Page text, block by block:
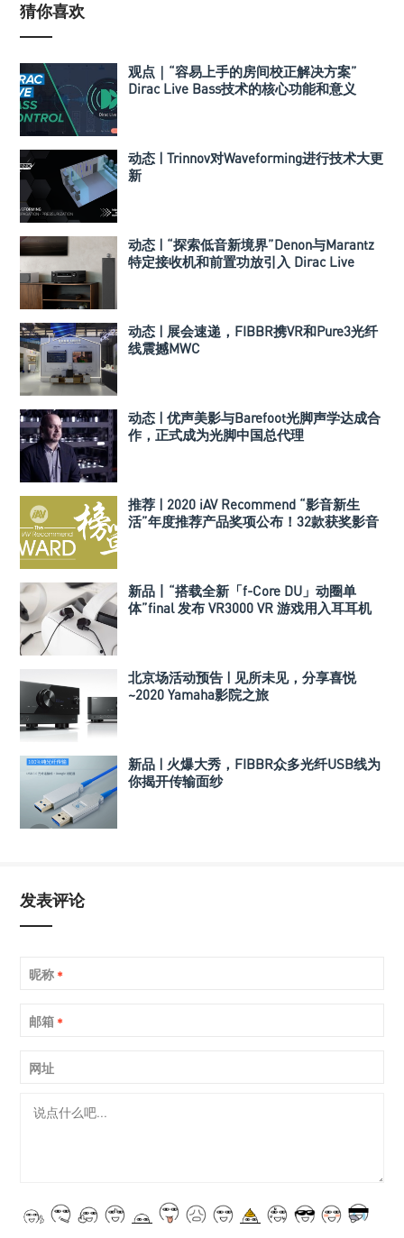
猜你喜欢
观点｜“容易上手的房间校正解决方案”
Dirac Live Bass技术的核心功能和意义
动态 | Trinnov对Waveforming进行技术大更
新
动态 | “探索低音新境界”Denon与Marantz
特定接收机和前置功放引入 Dirac Live
动态 | 展会速递，FIBBR携VR和Pure3光纤
线震撼MWC
动态 | 优声美影与Barefoot光脚声学达成合
作，正式成为光脚中国总代理
推荐 | 2020 iAV Recommend “影音新生
活”年度推荐产品奖项公布！32款获奖影音
新品丨“搭载全新「f-Core DU」动圈单
体”final 发布 VR3000 VR 游戏用入耳耳机
北京场活动预告 | 见所未见，分享喜悦
~2020 Yamaha影院之旅
新品 | 火爆大秀，FIBBR众多光纤USB线为
你揭开传输面纱
发表评论
昵称 *
邮箱 *
网址